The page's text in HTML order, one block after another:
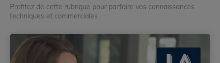
Profitez de cette rubrique pour parfaire vos connaissances
techniques et commerciales